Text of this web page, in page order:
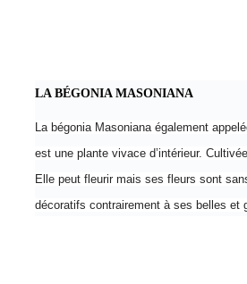
LA BÉGONIA MASONIANA
La bégonia Masoniana également
est une plante vivace d’intérieur.
Elle peut fleurir mais ses fleurs sont
décoratifs contrairement à ses belles et